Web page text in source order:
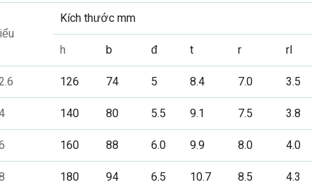
Kích thước mm
h
b đ t r
rl
126 74 5 8.4 7.0 3.5
140 80 5.5 9.1 7.5 3.8
160 88 6.0 9.9 8.0 4.0
180 94 6.5 10.7 8.5 4.3